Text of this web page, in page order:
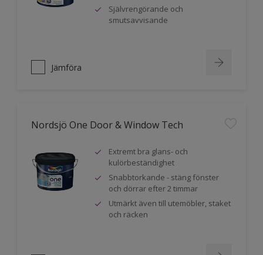
Självrengörande och
smutsavvisande
Jämföra
Nordsjö One Door & Window Tech
Extremt bra glans- och
kulörbeständighet
Snabbtorkande - stäng fönster
och dörrar efter 2 timmar
Utmärkt även till utemöbler, staket
och räcken